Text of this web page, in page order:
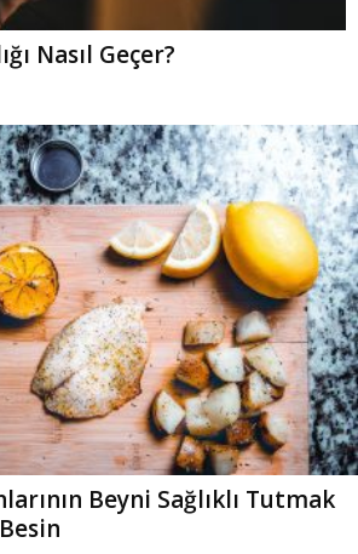
Nasıl Geçer?
Beyni Sağlıklı Tutmak